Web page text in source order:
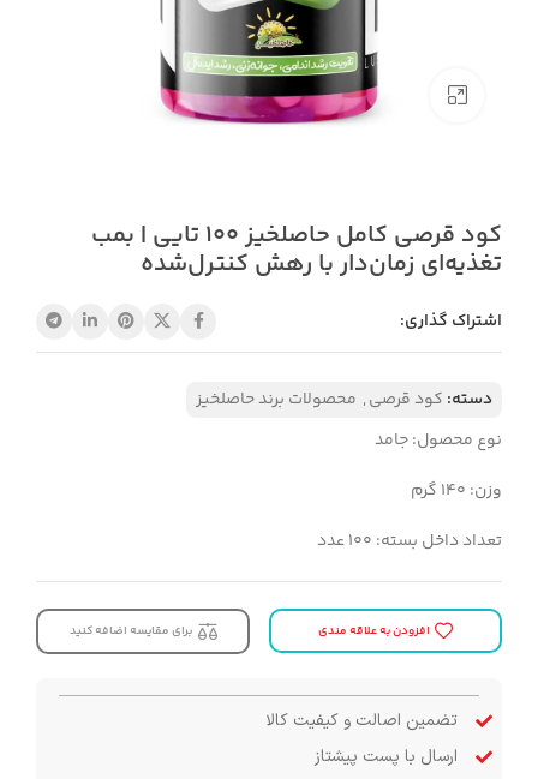
بزرگنمایی تصویر
کود قرصی کامل حاصلخیز 100 تایی | بمب
تغذیه‌ای زمان‌دار با رهش کنترل‌شده
اشتراک گذاری:
دسته: کود قرصی, محصولات برند حاصلخیز
نوع محصول: جامد
وزن: ۱۴۰ گرم
تعداد داخل بسته: ۱۰۰ عدد
افزودن به علاقه مندی برای مقایسه اضافه کنید
تضمین اصالت و کیفیت کالا
ارسال با پست پیشتاز